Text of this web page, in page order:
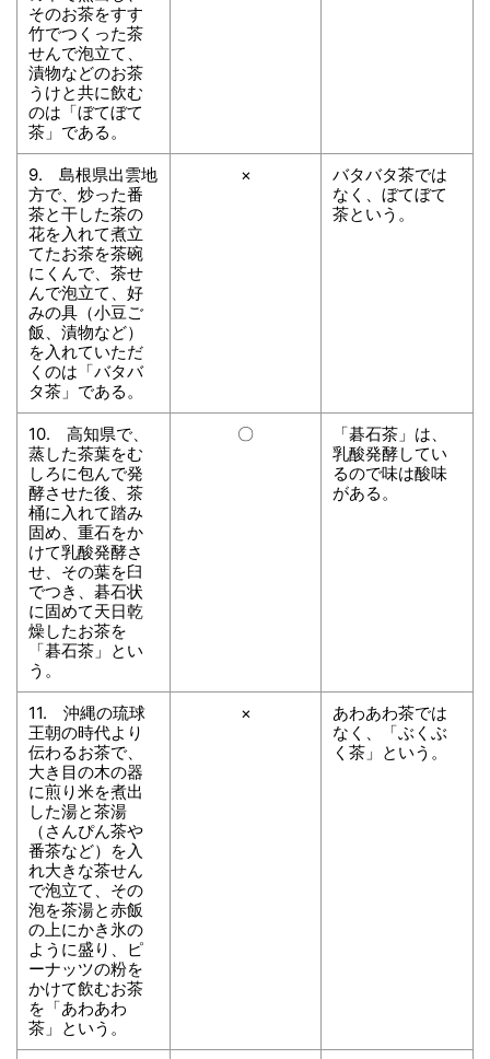
そのお茶をすす
竹でつくった茶
せんで泡立て、
漬物などのお茶
うけと共に飲む
のは「ぼてぼて
茶」である。
9. 島根県出雲地
方で、炒った番
茶と干した茶の
花を入れて煮立
てたお茶を茶碗
にくんで、茶せ
んで泡立て、好
みの具（小豆ご
飯、漬物など）
を入れていただ
くのは「バタバ
タ茶」である。
×
バタバタ茶では
なく、ぼてぼて
茶という。
10. 高知県で、
蒸した茶葉をむ
しろに包んで発
酵させた後、茶
桶に入れて踏み
固め、重石をか
けて乳酸発酵さ
せ、その葉を臼
でつき、碁石状
に固めて天日乾
燥したお茶を
「碁石茶」とい
う。
〇
「碁石茶」は、
乳酸発酵してい
るので味は酸味
がある。
11. 沖縄の琉球
王朝の時代より
伝わるお茶で、
大き目の木の器
に煎り米を煮出
した湯と茶湯
（さんぴん茶や
番茶など）を入
れ大きな茶せん
で泡立て、その
泡を茶湯と赤飯
の上にかき氷の
ように盛り、ピ
ーナッツの粉を
かけて飲むお茶
を「あわあわ
茶」という。
×
あわあわ茶では
なく、「ぶくぶ
く茶」という。